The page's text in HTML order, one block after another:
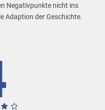
Negativpunkte nicht ins
Adaption der Geschichte.